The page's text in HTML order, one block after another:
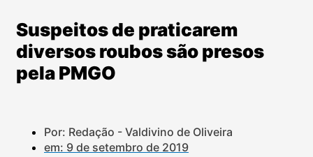
Suspeitos de praticarem
diversos roubos são presos
pela PMGO
Por: Redação - Valdivino de Oliveira
em: 9 de setembro de 2019